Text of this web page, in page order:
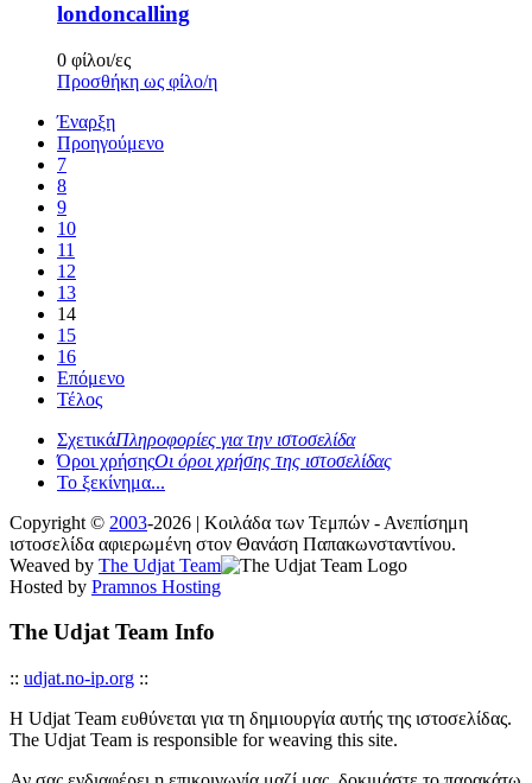
londoncalling
0 φίλοι/ες
Προσθήκη ως φίλο/η
Έναρξη
Προηγούμενο
7
8
9
10
11
12
13
14
15
16
Επόμενο
Τέλος
ΣχετικάΠληροφορίες για την ιστοσελίδα
Όροι χρήσηςΟι όροι χρήσης της ιστοσελίδας
Το ξεκίνημα...
Copyright © 2003-2026 | Κοιλάδα των Τεμπών - Ανεπίσημη
ιστοσελίδα αφιερωμένη στον Θανάση Παπακωνσταντίνου.
Weaved by The Udjat Team
Hosted by Pramnos Hosting
The Udjat Team Info
:: udjat.no-ip.org ::
Η Udjat Team ευθύνεται για τη δημιουργία αυτής της ιστοσελίδας.
The Udjat Team is responsible for weaving this site.